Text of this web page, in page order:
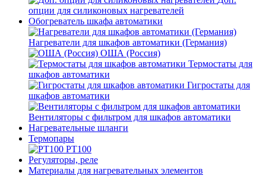
опции для силиконовых нагревателей
Обогреватель шкафа автоматики
Нагреватели для шкафов автоматики (Германия)
ОША (Россия)
Термостаты для
шкафов автоматики
Гигростаты для
шкафов автоматики
Вентиляторы с фильтром для шкафов автоматики
Нагревательные шланги
Термопары
PT100
Регуляторы, реле
Материалы для нагревательных элементов